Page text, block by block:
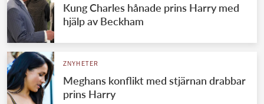
UTLÄNDSKT
VÄRLDENS KUNGAHUS
Svenska kungahuset
Brittiska kungahuset
Kung Charles hånade prins Harry med
hjälp av Beckham
ZNYHETER
Meghans konflikt med stjärnan drabbar
prins Harry